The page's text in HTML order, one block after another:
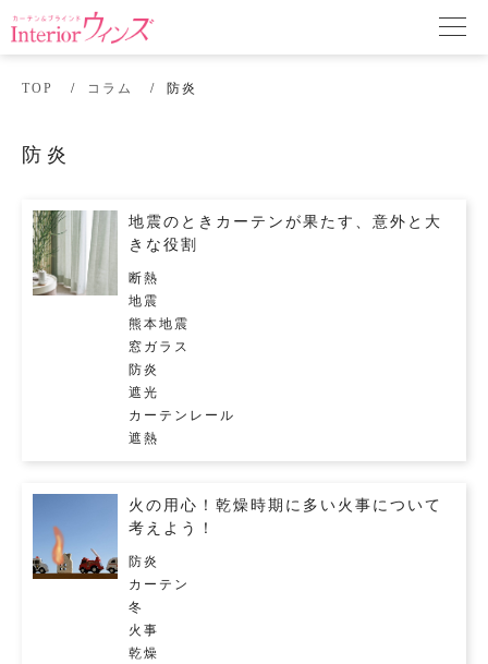
TOP コラム 防炎
防炎
地震のときカーテンが果たす、意外と大
きな役割
断熱
地震
熊本地震
窓ガラス
防炎
遮光
カーテンレール
遮熱
火の用心！乾燥時期に多い火事について
考えよう！
防炎
カーテン
冬
火事
乾燥